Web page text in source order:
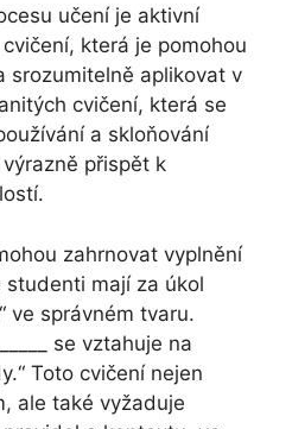
učení je aktivní
která je pomohou
srozumitelně aplikovat v
cvičení, která se
a skloňování
výrazně přispět k
zahrnovat vyplnění
mají za úkol
ve správném tvaru.
se vztahuje na
Toto cvičení nejen
ale také vyžaduje